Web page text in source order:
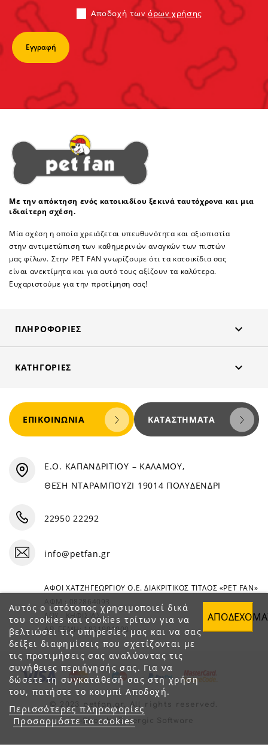
Αποδoχή τωνόρων χρήσης
Με την απόκτηση ενός κατοικιδίου ξεκινά ταυτόχρονα και μια
ιδιαίτερη σχέση.
Μία σχέση η οποία χρειάζεται υπευθυνότητα και αξιοπιστία
στην αντιμετώπιση των καθημερινών αναγκών των πιστών
μας φίλων. Στην PET FAN γνωρίζουμε ότι τα κατοικίδια σας
είναι ανεκτίμητα και για αυτό τους αξίζουν τα καλύτερα.
Ευχαριστούμε για την προτίμηση σας!
ΠΛΗΡΟΦΟΡΊΕΣ 
ΚΑΤΗΓΟΡΊΕΣ 
Αυτός ο ιστότοπος χρησιμοποιεί δικά
του cookies και cookies τρίτων για να
βελτιώσει τις υπηρεσίες μας και να σας
δείξει διαφημίσεις που σχετίζονται με
τις προτιμήσεις σας αναλύοντας τις
συνήθειες περιήγησής σας. Για να
δώσετε τη συγκατάθεσή σας στη χρήση
του, πατήστε το κουμπί Αποδοχή.
Περισσότερες πληροφορίες
Προσαρμόστε τα cookies
ΕΠΙΚΟΙΝΩΝΊΑ ΚΑΤΑΣΤΉΜΑΤΑ
Ε.Ο. ΚΑΠΑΝΔΡΙΤΙΟΥ – ΚΑΛΑΜΟΥ,
ΘΕΣΗ ΝΤΑΡΑΜΠΟΥΖΙ 19014 ΠΟΛΥΔΕΝΔΡΙ
22950 22292
info@petfan.gr
ΑΦΟΙ ΧΑΤΖΗΓΕΩΡΓΙΟΥ Ο.Ε. ΔΙΑΚΡΙΤΙΚΟΣ ΤΙΤΛΟΣ «PET FAN»
ΑΦΜ : 082864093
ΔΟΥ : ΚΗΦΙΣΙΑΣ
ΑΡ. ΓΕΜΗ: 1821901000
© 2023 petfan.gr. All rights reserved.
e-Shop by Synergic Software